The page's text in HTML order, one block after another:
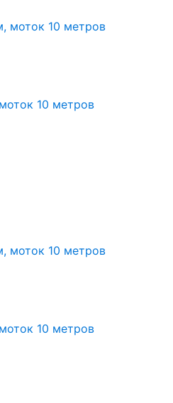
10 метров
10 метров